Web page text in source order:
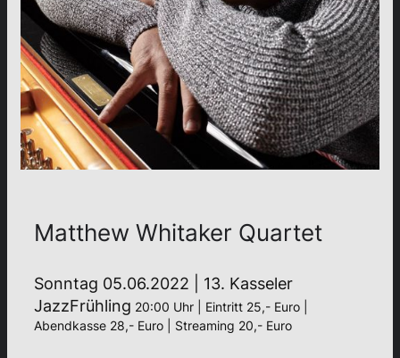
Matthew Whitaker Quartet
Sonntag 05.06.2022 | 13. Kasseler
JazzFrühling 20:00 Uhr | Eintritt 25,- Euro |
Abendkasse 28,- Euro | Streaming 20,- Euro